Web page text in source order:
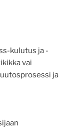
kulutus ja -
vai
ja